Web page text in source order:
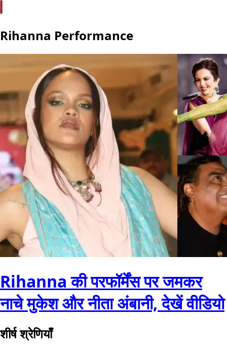
Rihanna Performance
Rihanna की परफॉर्मेंस पर जमकर
नाचे मुकेश और नीता अंबानी, देखें वीडियो
शीर्ष श्रेणियाँ